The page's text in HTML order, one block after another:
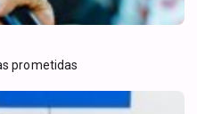
prometidas